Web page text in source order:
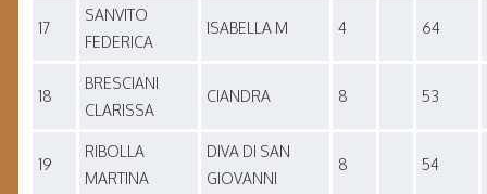
17
SANVITO
FEDERICA
ISABELLA M 4 64
18
BRESCIANI
CLARISSA
CIANDRA 8 53
19
RIBOLLA
MARTINA
DIVA DI SAN
GIOVANNI
8 54